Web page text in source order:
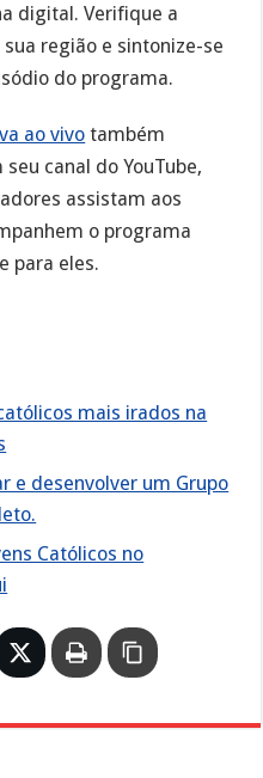
digital. Verifique a
região e sintonize-se
do programa.
ao vivo também
canal do YouTube,
assistam aos
o programa
para eles.
mais irados na
e desenvolver um Grupo
Católicos no